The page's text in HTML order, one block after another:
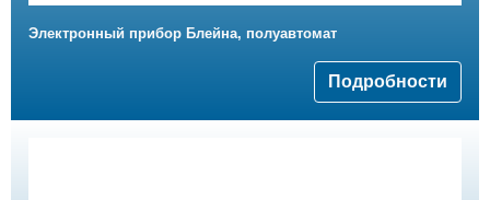
Электронный прибор Блейна, полуавтомат
Подробности